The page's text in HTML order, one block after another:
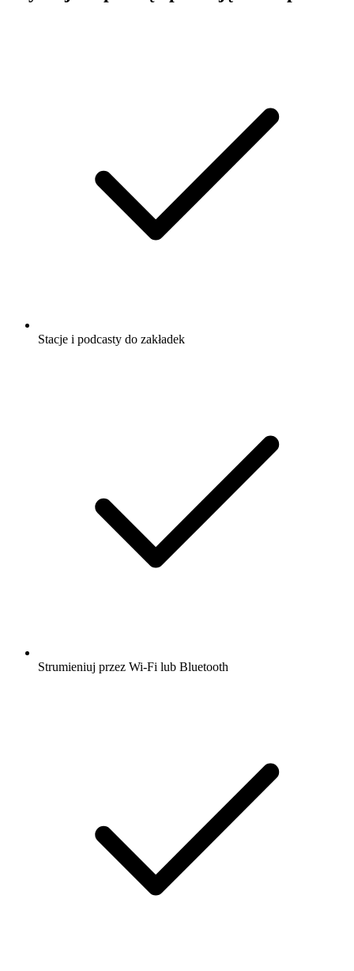
Stacje i podcasty do zakładek
Strumieniuj przez Wi-Fi lub Bluetooth